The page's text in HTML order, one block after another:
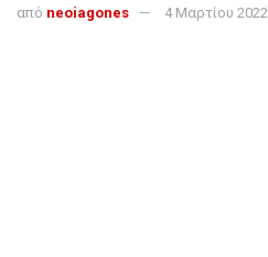
από neoiagones 4 Μαρτίου 2022